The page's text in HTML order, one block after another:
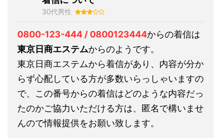
30代男性
0800-123-444 / 0800123444からの着信は
東京日商エステムからのようです。
東京日商エステムから着信があり、内容が分か
らず心配している方が多数いらっしゃいますの
で、この番号からの着信はどのような内容だっ
たのかご協力いただける方は、匿名で構いませ
んので情報提供をお願い致します。